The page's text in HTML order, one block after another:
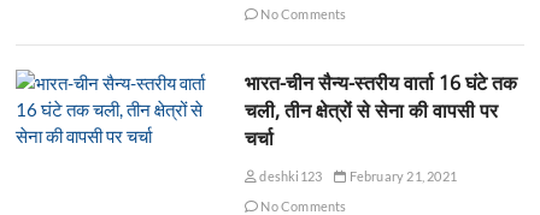
No Comments
भारत-चीन सैन्य-स्तरीय वार्ता 16 घंटे तक
चली, तीन क्षेत्रों से सेना की वापसी पर
चर्चा
deshki123
February 21, 2021
No Comments